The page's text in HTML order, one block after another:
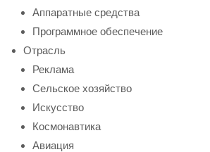
Аппаратные средства
Программное обеспечение
Отрасль
Реклама
Сельское хозяйство
Искусство
Космонавтика
Авиация